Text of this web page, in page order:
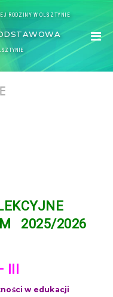
RODZINY W OLSZTYNIE
2025/2026
w edukacji